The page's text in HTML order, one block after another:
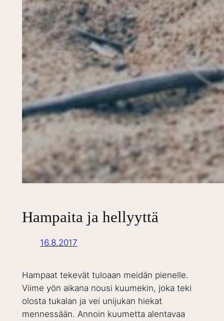
Hampaita ja hellyyttä
16.8.2017
Hampaat tekevät tuloaan meidän pienelle.
Viime yön aikana nousi kuumekin, joka teki
olosta tukalan ja vei unijukan hiekat
mennessään. Annoin kuumetta alentavaa